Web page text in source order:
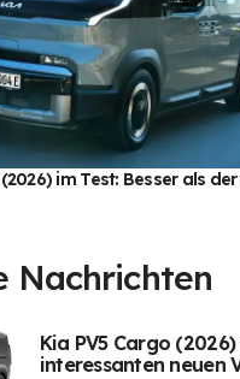
im Test: Besser als
Nachrichten
Kia PV5 Cargo
interessanten neuen